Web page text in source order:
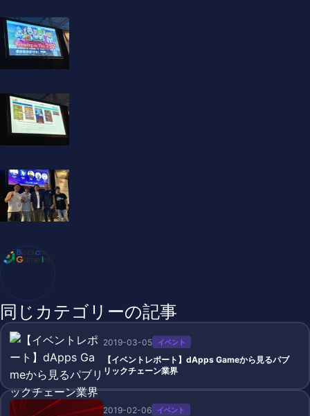
同じカテゴリーの記事
2019-03-05 イベント
【イベントレポート】dApps Gameから見るパブ
リックチェーン業界
2019-02-06 イベント